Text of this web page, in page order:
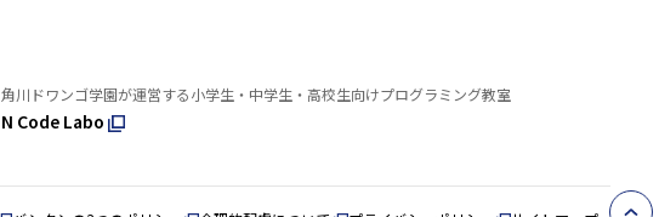
角川ドワンゴ学園が運営する小学生・中学生・高校生向けプログラミング教室
N Code Labo